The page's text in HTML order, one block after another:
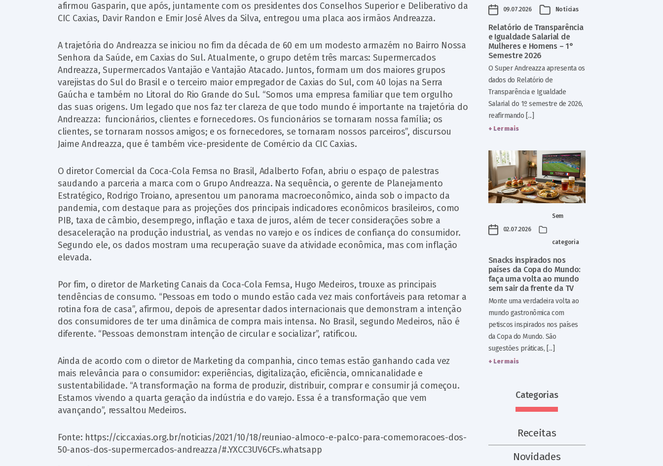
afirmou Gasparin, que após, juntamente com os presidentes dos Conselhos Superior e Deliberativo da
CIC Caxias, Davir Randon e Emir José Alves da Silva, entregou uma placa aos irmãos Andreazza.
A trajetória do Andreazza se iniciou no fim da década de 60 em um modesto armazém no Bairro Nossa
Senhora da Saúde, em Caxias do Sul. Atualmente, o grupo detém três marcas: Supermercados
Andreazza, Supermercados Vantajão e Vantajão Atacado. Juntos, formam um dos maiores grupos
varejistas do Sul do Brasil e o terceiro maior empregador de Caxias do Sul, com 40 lojas na Serra
Gaúcha e também no Litoral do Rio Grande do Sul. “Somos uma empresa familiar que tem orgulho
das suas origens. Um legado que nos faz ter clareza de que todo mundo é importante na trajetória do
Andreazza: funcionários, clientes e fornecedores. Os funcionários se tornaram nossa família; os
clientes, se tornaram nossos amigos; e os fornecedores, se tornaram nossos parceiros”, discursou
Jaime Andreazza, que é também vice-presidente de Comércio da CIC Caxias.
O diretor Comercial da Coca-Cola Femsa no Brasil, Adalberto Fofan, abriu o espaço de palestras
saudando a parceria a marca com o Grupo Andreazza. Na sequência, o gerente de Planejamento
Estratégico, Rodrigo Troiano, apresentou um panorama macroeconômico, ainda sob o impacto da
pandemia, com destaque para as projeções dos principais indicadores econômicos brasileiros, como
PIB, taxa de câmbio, desemprego, inflação e taxa de juros, além de tecer considerações sobre a
desaceleração na produção industrial, as vendas no varejo e os índices de confiança do consumidor.
Segundo ele, os dados mostram uma recuperação suave da atividade econômica, mas com inflação
elevada.
Por fim, o diretor de Marketing Canais da Coca-Cola Femsa, Hugo Medeiros, trouxe as principais
tendências de consumo. “Pessoas em todo o mundo estão cada vez mais confortáveis para retomar a
rotina fora de casa”, afirmou, depois de apresentar dados internacionais que demonstram a intenção
dos consumidores de ter uma dinâmica de compra mais intensa. No Brasil, segundo Medeiros, não é
diferente. “Pessoas demonstram intenção de circular e socializar”, ratificou.
Ainda de acordo com o diretor de Marketing da companhia, cinco temas estão ganhando cada vez
mais relevância para o consumidor: experiências, digitalização, eficiência, omnicanalidade e
sustentabilidade. “A transformação na forma de produzir, distribuir, comprar e consumir já começou.
Estamos vivendo a quarta geração da indústria e do varejo. Essa é a transformação que vem
avançando”, ressaltou Medeiros.
Fonte: https://ciccaxias.org.br/noticias/2021/10/18/reuniao-almoco-e-palco-para-comemoracoes-dos-
50-anos-dos-supermercados-andreazza/#.YXCC3UV6CFs.whatsapp
09.07.2026 Notícias
Relatório de Transparência
e Igualdade Salarial de
Mulheres e Homens – 1°
Semestre 2026
O Super Andreazza apresenta os
dados do Relatório de
Transparência e Igualdade
Salarial do 1º semestre de 2026,
reafirmando [...]
+ Ler mais
02.07.2026
Sem
categoria
Snacks inspirados nos
países da Copa do Mundo:
faça uma volta ao mundo
sem sair da frente da TV
Monte uma verdadeira volta ao
mundo gastronômica com
petiscos inspirados nos países
da Copa do Mundo. São
sugestões práticas, [...]
+ Ler mais
Categorias
Receitas
Novidades